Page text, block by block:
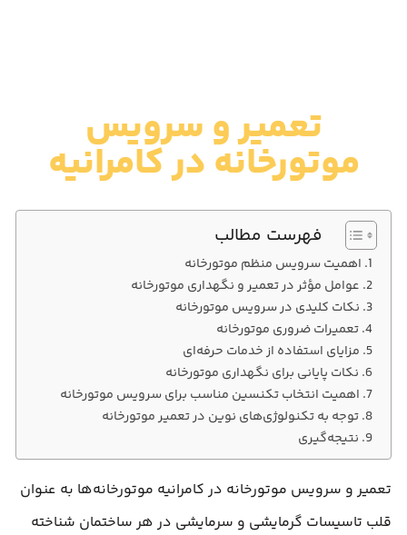
تعمیر و سرویس
موتورخانه در کامرانیه
فهرست مطالب
اهمیت سرویس منظم موتورخانه
عوامل مؤثر در تعمیر و نگهداری موتورخانه
نکات کلیدی در سرویس موتورخانه
تعمیرات ضروری موتورخانه
مزایای استفاده از خدمات حرفه‌ای
نکات پایانی برای نگهداری موتورخانه
اهمیت انتخاب تکنسین مناسب برای سرویس موتورخانه
توجه به تکنولوژی‌های نوین در تعمیر موتورخانه
نتیجه‌گیری
تعمیر و سرویس موتورخانه در کامرانیه موتورخانه‌ها به عنوان
قلب تاسیسات گرمایشی و سرمایشی در هر ساختمان شناخته